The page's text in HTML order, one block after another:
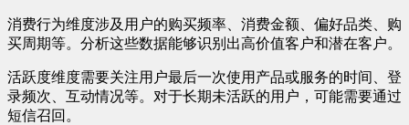
消费行为维度涉及用户的购买频率、消费金额、偏好品类、购
买周期等。分析这些数据能够识别出高价值客户和潜在客户。
活跃度维度需要关注用户最后一次使用产品或服务的时间、登
录频次、互动情况等。对于长期未活跃的用户，可能需要通过
短信召回。